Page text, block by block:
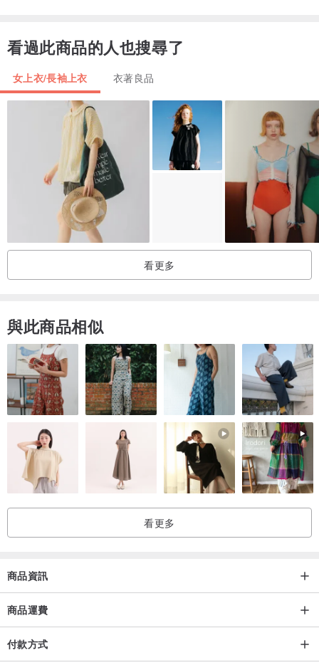
Free size (鬆寬版)
胸圍 46”
///商品圖檔顏色可能因電腦螢幕設定差異略有不同。另外，在我們將
此商品拍照上傳時，顏色也有可能無法準確的呈現，但我們會盡量不
調整其顏色，以實際收到的商品為準。
///請在3天內付款，否則系統會自動取消訂單，希望你能你能理解喔:)
///自然藍染商品非常需要你來照護它喔
///希望你會喜歡
非常謝謝！
看過此商品的人也搜尋了
女上衣/長袖上衣 衣著良品
看更多
與此商品相似
看更多
商品資訊
商品運費
付款方式